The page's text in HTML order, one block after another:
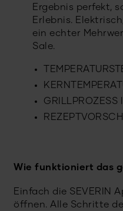
Ergebnis perfekt,
Erlebnis.
ein echter
Sale.
GRILLPROZESS
Wie funktioniert das
Einfach die SEVERIN
öffnen. Alle Schritte